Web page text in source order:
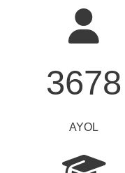
3678
AYOL